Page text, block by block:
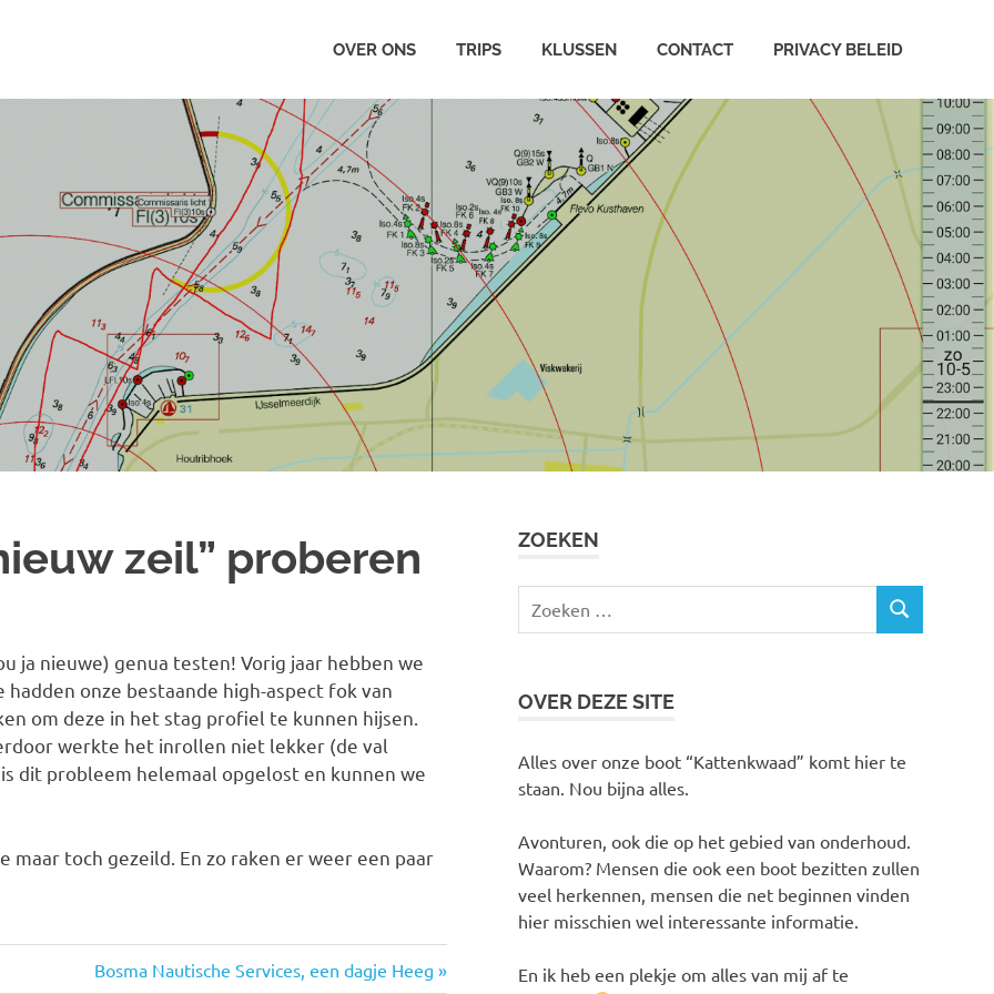
OVER ONS TRIPS KLUSSEN CONTACT PRIVACY BELEID
zeil” proberen
ja nieuwe) genua testen! Vorig jaar hebben we
onze bestaande high-aspect fok van
om deze in het stag profiel te kunnen hijsen.
werkte het inrollen niet lekker (de val
dit probleem helemaal opgelost en kunnen we
maar toch gezeild. En zo raken er weer een paar
Volgende
Bosma Nautische Services, een dagje Heeg
ZOEKEN
Zoeken
ZOEKEN
OVER DEZE SITE
Alles over onze boot “Kattenkwaad” komt hier te
staan. Nou bijna alles.
Avonturen, ook die op het gebied van onderhoud.
Waarom? Mensen die ook een boot bezitten zullen
veel herkennen, mensen die net beginnen vinden
hier misschien wel interessante informatie.
En ik heb een plekje om alles van mij af te